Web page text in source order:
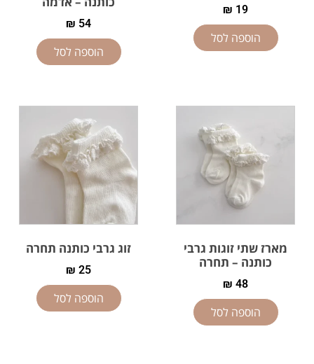
₪ 19
הוספה לסל
₪ 54
הוספה לסל
מארז שתי זוגות גרבי
כותנה – תחרה
₪ 48
הוספה לסל
זוג גרבי כותנה תחרה
₪ 25
הוספה לסל